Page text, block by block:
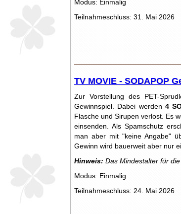
Modus: Einmalig
Teilnahmeschluss: 31. Mai 2026
TV MOVIE - SODAPOP
Zur Vorstellung des PET-
Gewinnspiel. Dabei werden 4
Flasche und Sirupen verlost. Es
einsenden. Als Spamschutz
man aber mit "keine Angabe"
Gewinn wird bauerweit aber nur
Hinweis: Das Mindestalter für
Modus: Einmalig
Teilnahmeschluss: 24. Mai 2026